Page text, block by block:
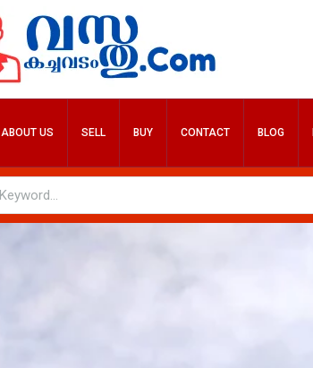
ABOUT US SELL BUY CONTACT BLOG